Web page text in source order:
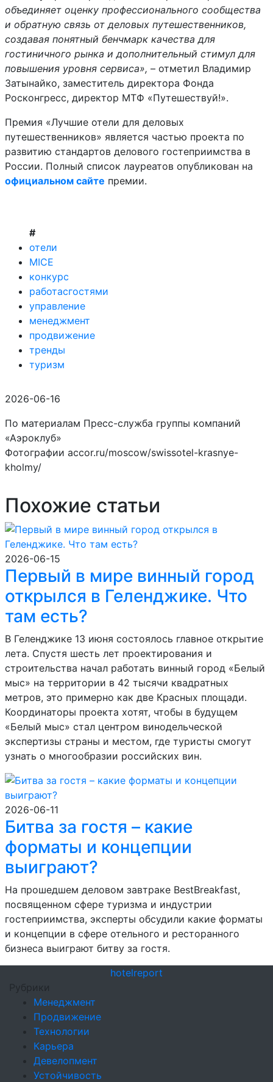
объединяет оценку профессионального сообщества
и обратную связь от деловых путешественников,
создавая понятный бенчмарк качества для
гостиничного рынка и дополнительный стимул для
повышения уровня сервиса», – отметил Владимир
Затынайко, заместитель директора Фонда
Росконгресс, директор МТФ «Путешествуй!».
Премия «Лучшие отели для деловых
путешественников» является частью проекта по
развитию стандартов делового гостеприимства в
России. Полный список лауреатов опубликован на
официальном сайте премии.
#
отели
MICE
конкурс
работасгостями
управление
менеджмент
продвижение
тренды
туризм
2026-06-16
По материалам Пресс-служба группы компаний
«Аэроклуб»
Фотографии accor.ru/moscow/swissotel-krasnye-
kholmy/
Похожие статьи
2026-06-15
Первый в мире винный город
открылся в Геленджике. Что
там есть?
В Геленджике 13 июня состоялось главное открытие
лета. Спустя шесть лет проектирования и
строительства начал работать винный город «Белый
мыс» на территории в 42 тысячи квадратных
метров, это примерно как две Красных площади.
Координаторы проекта хотят, чтобы в будущем
«Белый мыс» стал центром винодельческой
экспертизы страны и местом, где туристы смогут
узнать о многообразии российских вин.
2026-06-11
Битва за гостя – какие
форматы и концепции
выиграют?
На прошедшем деловом завтраке BestBreakfast,
посвященном сфере туризма и индустрии
гостеприимства, эксперты обсудили какие форматы
и концепции в сфере отельного и ресторанного
бизнеса выиграют битву за гостя.
hotelreport
Рубрики
Менеджмент
Продвижение
Технологии
Карьера
Девелопмент
Устойчивость